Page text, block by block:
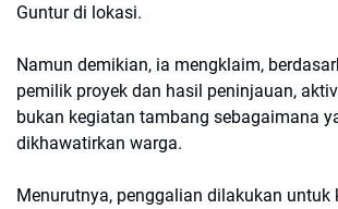
Guntur di lokasi.
Namun demikian, ia mengklaim,
pemilik proyek dan hasil peninjauan,
bukan kegiatan tambang sebagaimana
dikhawatirkan warga.
Menurutnya, penggalian dilakukan untuk